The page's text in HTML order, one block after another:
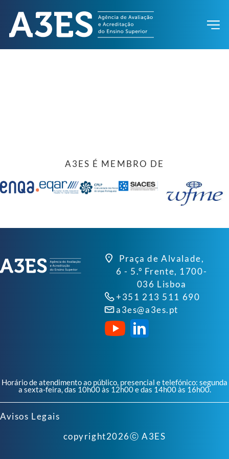
A3ES É MEMBRO DE
Praça de Alvalade,
6 - 5.º Frente, 1700-
036 Lisboa
+351 213 511 690
a3es@a3es.pt
Horário de atendimento ao público, presencial e telefónico: segunda
a sexta-feira, das 10h00 às 12h00 e das 14h00 às 16h00.
Avisos Legais
copyright2026ⓒ A3ES